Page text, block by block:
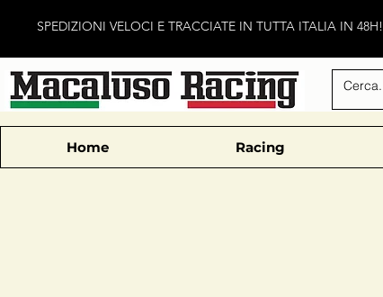
SPEDIZIONI VELOCI E TRACCIATE IN TUTTA ITALIA IN 48H!
Home Racing